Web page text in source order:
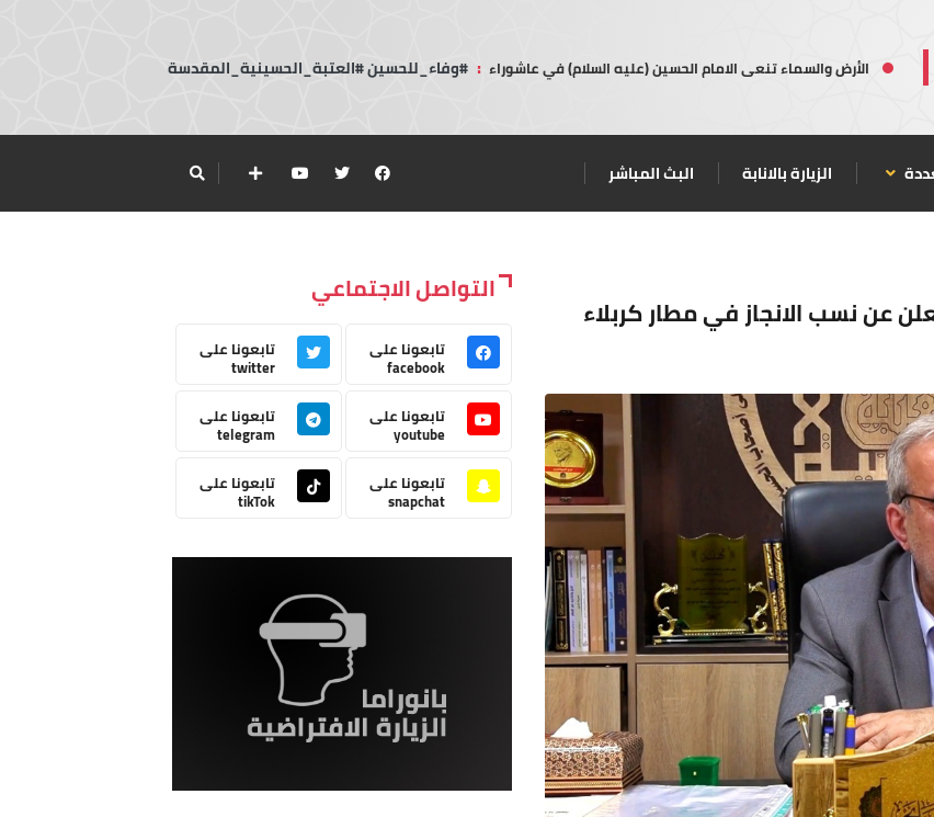
الأرض والسماء تنعى الامام الحسين (عليه السلام) في عاشوراء : #وفاء_للحسين #العتبة_الحسينية_المقدسة
الزيارة بالانابة البث المباشر
عن نسب الانجاز في مطار كربلاء
التواصل الاجتماعي
تابعونا على
facebook
تابعونا على
twitter
تابعونا على
youtube
تابعونا على
telegram
تابعونا على
snapchat
تابعونا على
tikTok